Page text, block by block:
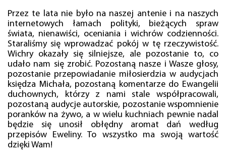
Przez te lata nie było na naszej antenie i na naszych
internetowych łamach polityki, bieżących spraw
świata, nienawiści, oceniania i wichrów codzienności.
Staraliśmy się wprowadzać pokój w tę rzeczywistość.
Wichry okazały się silniejsze, ale pozostanie to, co
udało nam się zrobić. Pozostaną nasze i Wasze głosy,
pozostanie przepowiadanie miłosierdzia w audycjach
księdza Michała, pozostaną komentarze do Ewangelii
duchownych, którzy z nami stale współpracowali,
pozostaną audycje autorskie, pozostanie wspomnienie
poranków na żywo, a w wielu kuchniach pewnie nadal
będzie się unosił obłędny aromat dań według
przepisów Eweliny. To wszystko ma swoją wartość
dzięki Wam!